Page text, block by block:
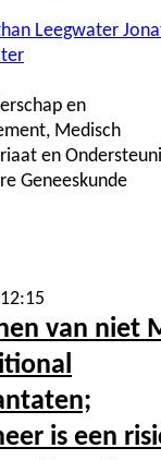
en
Medisch
en
Geneeskunde
van niet
is een